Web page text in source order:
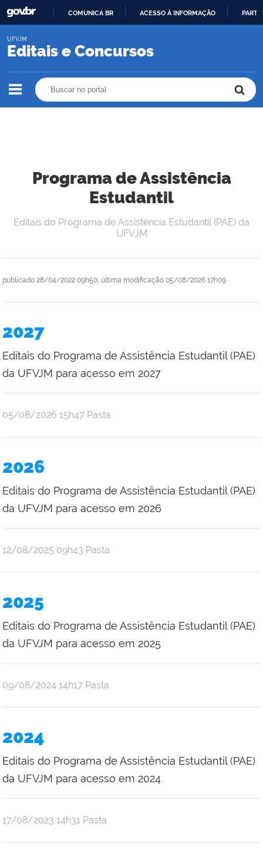
O
COMUNICA BR ACESSO À INFORMAÇÃO
Editais e Concursos
UFVJM
Programa de Assistência
Estudantil
publicado 28/04/2022 09h50, última modificação 05/08/2026 17h09
Editais do Programa de Assistência Estudantil (PAE) da
UFVJM
2027
Editais do Programa de Assistência Estudantil (PAE)
da UFVJM para acesso em 2027
publicado
05/08/2026 15h47 Pasta
2026
Editais do Programa de Assistência Estudantil (PAE)
da UFVJM para acesso em 2026
publicado
12/08/2025 09h43 Pasta
2025
Editais do Programa de Assistência Estudantil (PAE)
da UFVJM para acesso em 2025
publicado
09/08/2024 14h17 Pasta
2024
Editais do Programa de Assistência Estudantil (PAE)
da UFVJM para acesso em 2024
publicado
17/08/2023 14h31 Pasta